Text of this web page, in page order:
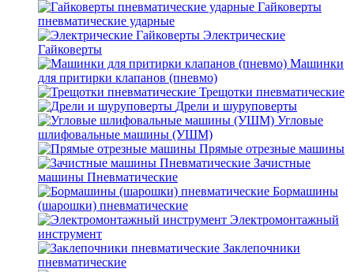
Гайковерты
пневматические ударные
Электрические
Гайковерты
Машинки
для притирки клапанов (пневмо)
Трещотки пневматические
Дрели и шуруповерты
Угловые
шлифовальные машины (УШМ)
Прямые отрезные машины
Зачистные
машины Пневматические
Бормашины
(шарошки) пневматические
Электромонтажный
инструмент
Заклепочники
пневматические